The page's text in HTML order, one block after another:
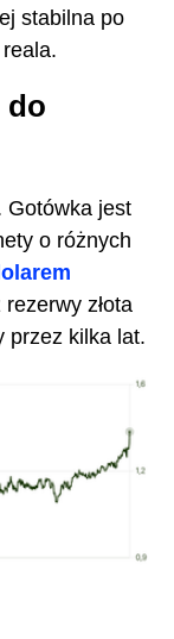
stabilna po
do
Gotówka jest
o różnych
złota
przez kilka lat.